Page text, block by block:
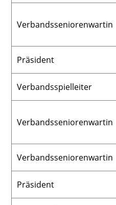
Verbandsseniorenwartin
Präsident
Verbandsspielleiter
Verbandsseniorenwartin
Verbandsseniorenwartin
Präsident